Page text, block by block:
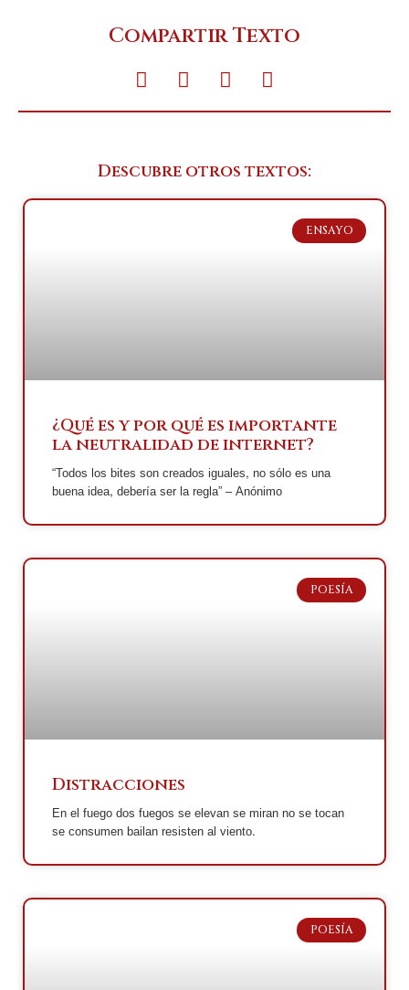
Compartir Texto
Descubre otros textos:
ENSAYO
¿Qué es y por qué es importante
la neutralidad de internet?
“Todos los bites son creados iguales, no sólo es una
buena idea, debería ser la regla” – Anónimo
POESÍA
Distracciones
En el fuego dos fuegos se elevan se miran no se tocan
se consumen bailan resisten al viento.
POESÍA